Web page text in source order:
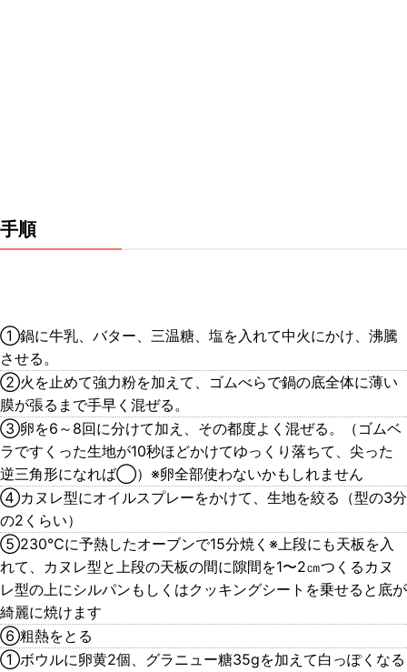
手順
①鍋に牛乳、バター、三温糖、塩を入れて中火にかけ、沸騰
させる。
②火を止めて強力粉を加えて、ゴムべらで鍋の底全体に薄い
膜が張るまで手早く混ぜる。
③卵を6～8回に分けて加え、その都度よく混ぜる。（ゴムベ
ラですくった生地が10秒ほどかけてゆっくり落ちて、尖った
逆三角形になれば◯）※卵全部使わないかもしれません
④カヌレ型にオイルスプレーをかけて、生地を絞る（型の3分
の2くらい）
⑤230℃に予熱したオーブンで15分焼く※上段にも天板を入
れて、カヌレ型と上段の天板の間に隙間を1〜2㎝つくるカヌ
レ型の上にシルパンもしくはクッキングシートを乗せると底が
綺麗に焼けます
⑥粗熱をとる
①ボウルに卵黄2個、グラニュー糖35gを加えて白っぽくなる